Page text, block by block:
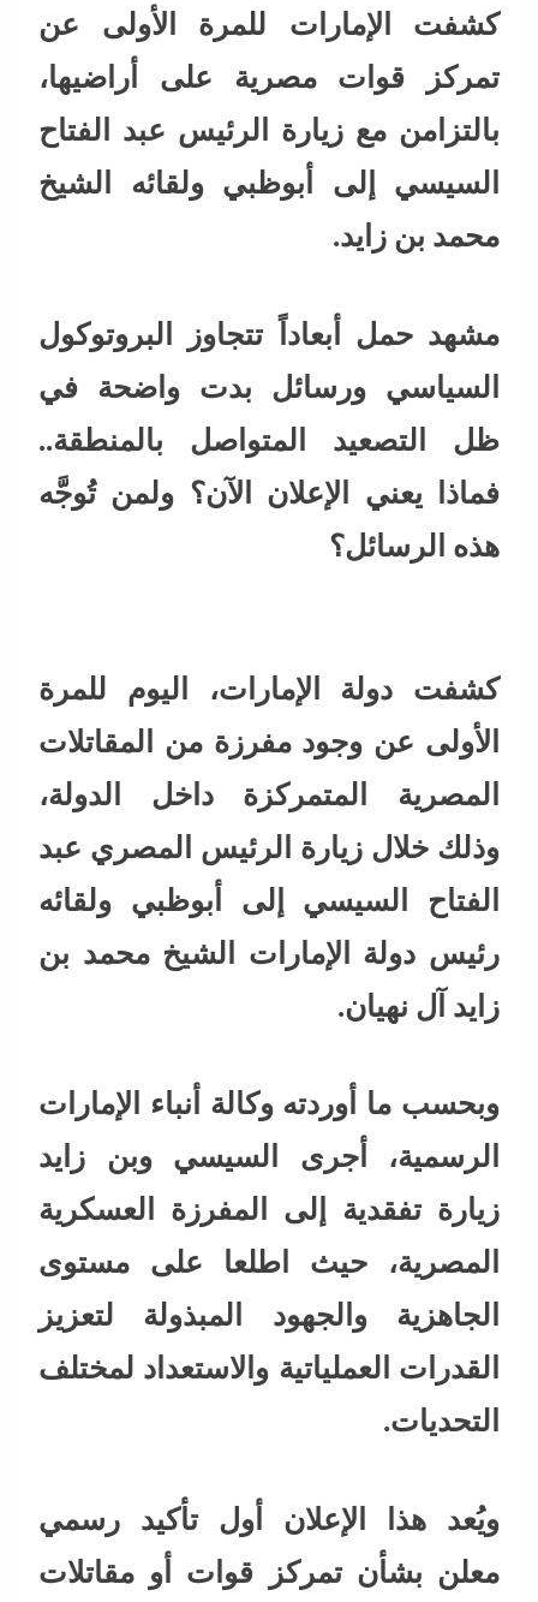
كشفت الإمارات للمرة الأولى عن
تمركز قوات مصرية على أراضيها،
بالتزامن مع زيارة الرئيس عبد الفتاح
السيسي إلى أبوظبي ولقائه الشيخ
محمد بن زايد.
مشهد حمل أبعاداً تتجاوز البروتوكول
السياسي ورسائل بدت واضحة في
ظل التصعيد المتواصل بالمنطقة..
فماذا يعني الإعلان الآن؟ ولمن تُوجَّه
هذه الرسائل؟
كشفت دولة الإمارات، اليوم للمرة
الأولى عن وجود مفرزة من المقاتلات
المصرية المتمركزة داخل الدولة،
وذلك خلال زيارة الرئيس المصري عبد
الفتاح السيسي إلى أبوظبي ولقائه
رئيس دولة الإمارات الشيخ محمد بن
زايد آل نهيان.
وبحسب ما أوردته وكالة أنباء الإمارات
الرسمية، أجرى السيسي وبن زايد
زيارة تفقدية إلى المفرزة العسكرية
المصرية، حيث اطلعا على مستوى
الجاهزية والجهود المبذولة لتعزيز
القدرات العملياتية والاستعداد لمختلف
التحديات.
ويُعد هذا الإعلان أول تأكيد رسمي
معلن بشأن تمركز قوات أو مقاتلات